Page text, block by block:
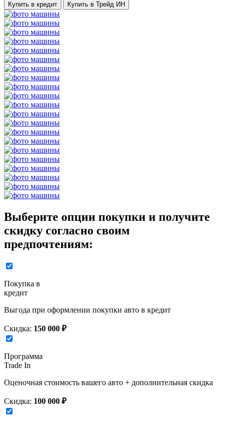
Купить в кредит Купить в Трейд ИН
Выберите опции покупки и получите
скидку согласно своим
предпочтениям:
Покупка в
кредит
Выгода при оформлении покупки авто в кредит
Скидка: 150 000 ₽
Программа
Trade In
Оценочная стоимость вашего авто + дополнительная скидка
Скидка: 100 000 ₽